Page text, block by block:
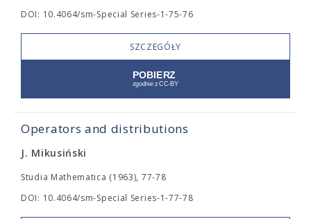
DOI: 10.4064/sm-Special Series-1-75-76
SZCZEGÓŁY
Operators and distributions
J. Mikusiński
Studia Mathematica (1963), 77-78
DOI: 10.4064/sm-Special Series-1-77-78